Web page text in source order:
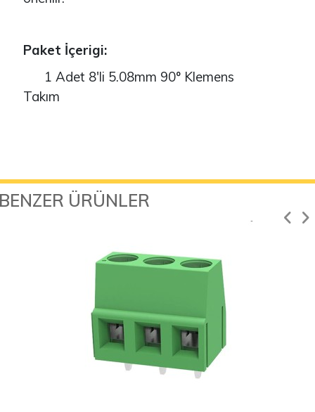
Paket İçerigi:
1 Adet 8'li 5.08mm 90° Klemens
Takım
ÜRÜNLER